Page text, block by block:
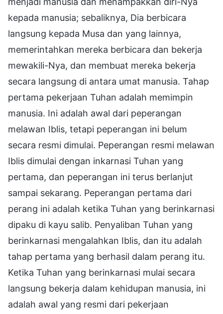
kepada manusia; sebaliknya, Dia berbicara
langsung kepada Musa dan yang lainnya,
memerintahkan mereka berbicara dan bekerja
mewakili-Nya, dan membuat mereka bekerja
secara langsung di antara umat manusia. Tahap
pertama pekerjaan Tuhan adalah memimpin
manusia. Ini adalah awal dari peperangan
melawan Iblis, tetapi peperangan ini belum
secara resmi dimulai. Peperangan resmi melawan
Iblis dimulai dengan inkarnasi Tuhan yang
pertama, dan peperangan ini terus berlanjut
sampai sekarang. Peperangan pertama dari
perang ini adalah ketika Tuhan yang berinkarnasi
dipaku di kayu salib. Penyaliban Tuhan yang
berinkarnasi mengalahkan Iblis, dan itu adalah
tahap pertama yang berhasil dalam perang itu.
Ketika Tuhan yang berinkarnasi mulai secara
langsung bekerja dalam kehidupan manusia, ini
adalah awal yang resmi dari pekerjaan